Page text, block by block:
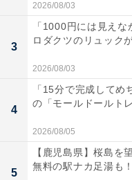
2026/08/03
3
「1000円には見え
ロダクツのリュック
2026/08/03
4
「15分で完成して
の「モールドールト
2026/08/05
5
【鹿児島県】桜島を
無料の駅ナカ足湯も